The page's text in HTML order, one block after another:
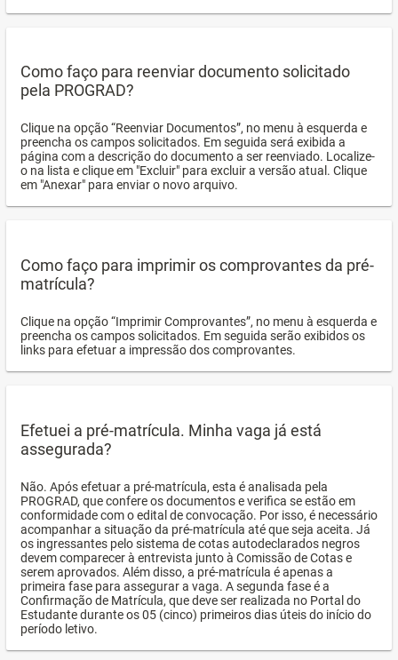
Como faço para reenviar documento solicitado
pela PROGRAD?
Clique na opção “Reenviar Documentos”, no menu à esquerda e
preencha os campos solicitados. Em seguida será exibida a
página com a descrição do documento a ser reenviado. Localize-
o na lista e clique em "Excluir" para excluir a versão atual. Clique
em "Anexar" para enviar o novo arquivo.
Como faço para imprimir os comprovantes da pré-
matrícula?
Clique na opção “Imprimir Comprovantes”, no menu à esquerda e
preencha os campos solicitados. Em seguida serão exibidos os
links para efetuar a impressão dos comprovantes.
Efetuei a pré-matrícula. Minha vaga já está
assegurada?
Não. Após efetuar a pré-matrícula, esta é analisada pela
PROGRAD, que confere os documentos e verifica se estão em
conformidade com o edital de convocação. Por isso, é necessário
acompanhar a situação da pré-matrícula até que seja aceita. Já
os ingressantes pelo sistema de cotas autodeclarados negros
devem comparecer à entrevista junto à Comissão de Cotas e
serem aprovados. Além disso, a pré-matrícula é apenas a
primeira fase para assegurar a vaga. A segunda fase é a
Confirmação de Matrícula, que deve ser realizada no Portal do
Estudante durante os 05 (cinco) primeiros dias úteis do início do
período letivo.